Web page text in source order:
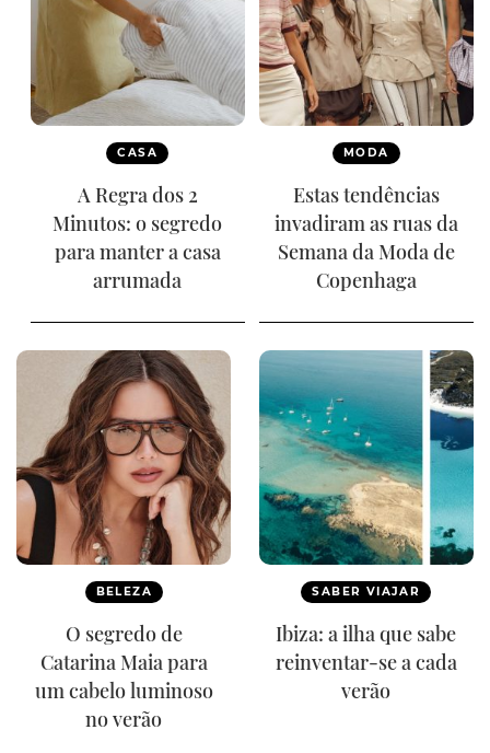
CASA
A Regra dos 2
Minutos: o segredo
para manter a casa
arrumada
MODA
Estas tendências
invadiram as ruas da
Semana da Moda de
Copenhaga
BELEZA
O segredo de
Catarina Maia para
um cabelo luminoso
no verão
SABER VIAJAR
Ibiza: a ilha que sabe
reinventar-se a cada
verão